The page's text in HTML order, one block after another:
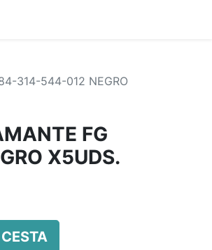
314-544-012 NEGRO
FG
X5UDS.